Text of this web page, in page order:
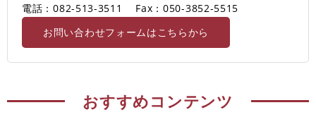
電話：082-513-3511
Fax：050-3852-5515
お問い合わせフォームはこちらから
おすすめコンテンツ